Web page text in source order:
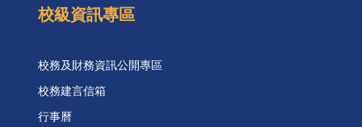
校級資訊專區
校務及財務資訊公開專區
校務建言信箱
行事曆